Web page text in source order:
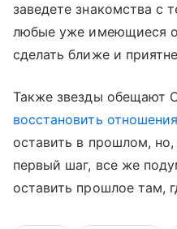
заведете знакомства с
любые уже имеющиеся
сделать ближе и
Также звезды обещают
восстановить отношения
оставить в прошлом,
первый шаг, все же
оставить прошлое там,